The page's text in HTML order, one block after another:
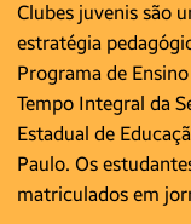
Clubes juvenis são
estratégia
Programa de
Tempo Integral da
Estadual de
Paulo. Os
matriculados em